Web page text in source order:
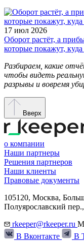
17 июл 2026
Оборот растёт, а
которые покажут, куда
Разбираем, какие
чтобы видеть
разрывы и вовремя
Вверх
о компании
Наши партнеры
Решения партнеров
Наши клиенты
Правовые документы
105120, Москва,
Полуярославский
rkeeper@rkeeper.ru
В Вконтакте
В